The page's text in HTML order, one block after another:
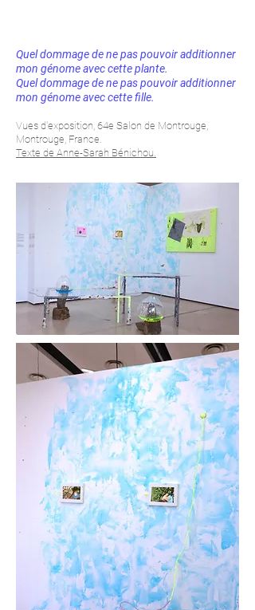
Quel dommage de ne pas pouvoir additionner
mon génome avec cette plante.
Quel dommage de ne pas pouvoir additionner
mon génome avec cette fille.
Vues d'exposition, 64e Salon de Montrouge,
Montrouge, France.
Texte de Anne-Sarah Bénichou.